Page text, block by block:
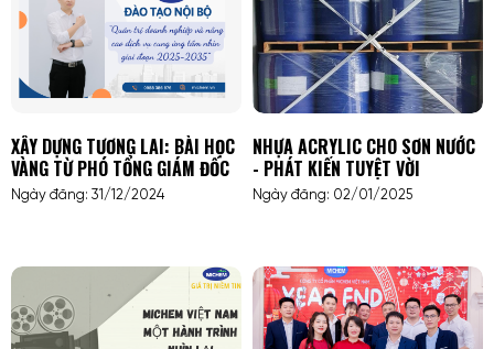
XÂY DỰNG TƯƠNG LAI: BÀI HỌC
VÀNG TỪ PHÓ TỔNG GIÁM ĐỐC
Ngày đăng: 31/12/2024
NHỰA ACRYLIC CHO SƠN NƯỚC
- PHÁT KIẾN TUYỆT VỜI
Ngày đăng: 02/01/2025